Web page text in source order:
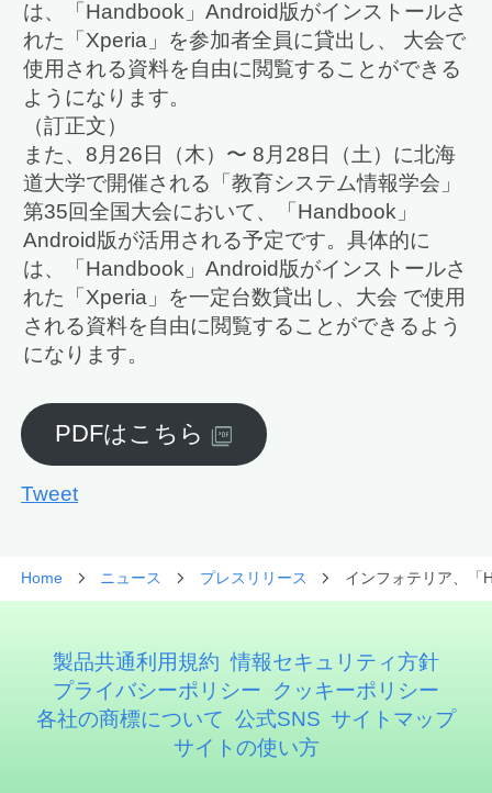
は、「Handbook」Android版がインストールさ
れた「Xperia」を参加者全員に貸出し、 大会で
使用される資料を自由に閲覧することができる
ようになります。
（訂正文）
また、8月26日（木）〜 8月28日（土）に北海
道大学で開催される「教育システム情報学会」
第35回全国大会において、「Handbook」
Android版が活用される予定です。具体的に
は、「Handbook」Android版がインストールさ
れた「Xperia」を一定台数貸出し、大会 で使用
される資料を自由に閲覧することができるよう
になります。
PDFはこちら
Tweet
Home ニュース プレスリリース インフォテリア、「
製品共通利用規約 情報セキュリティ方針
プライバシーポリシー
クッキーポリシー
各社の商標について 公式SNS サイトマップ
サイトの使い方